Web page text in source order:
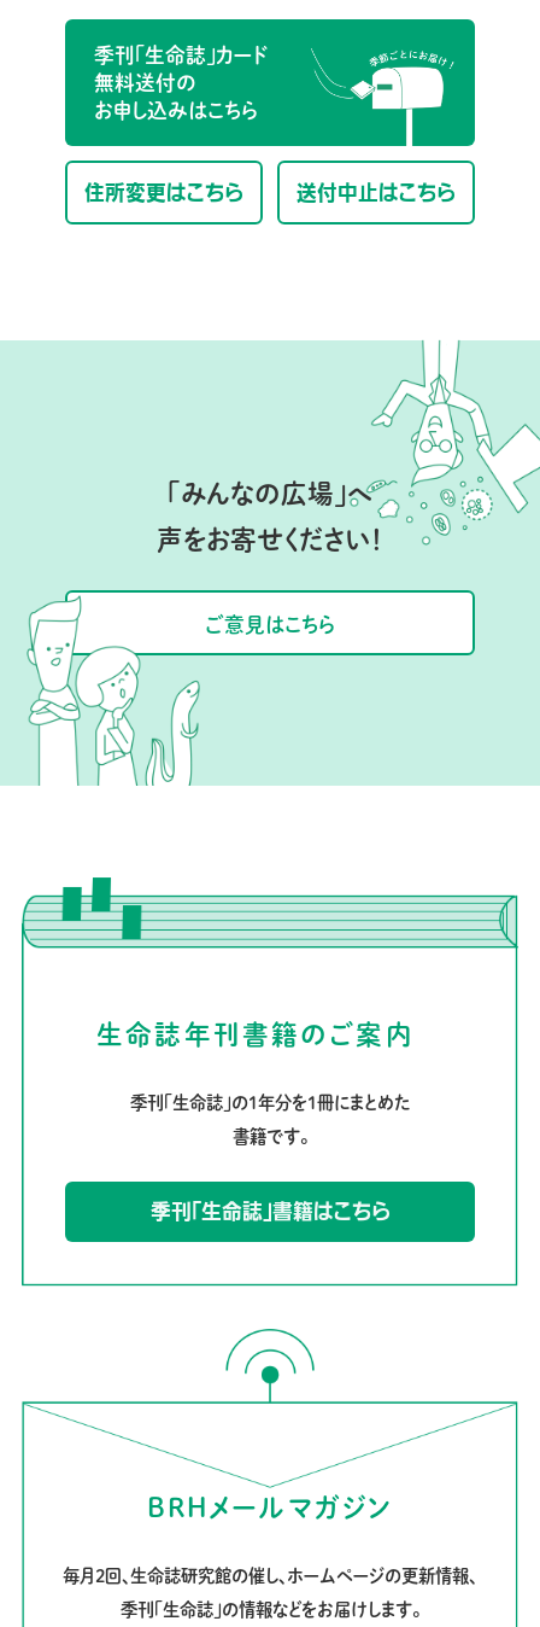
季刊「生命誌」カード
無料送付の
お申し込みはこちら
住所変更はこちら 送付中止はこちら
「みんなの広場」へ
声をお寄せください！
ご意見はこちら
生命誌年刊書籍のご案内
季刊「生命誌」の1年分を1冊にまとめた
書籍です。
季刊「生命誌」書籍はこちら
BRHメールマガジン
毎月2回、生命誌研究館の催し、ホームページの更新情報、
季刊「生命誌」の情報などをお届けします。